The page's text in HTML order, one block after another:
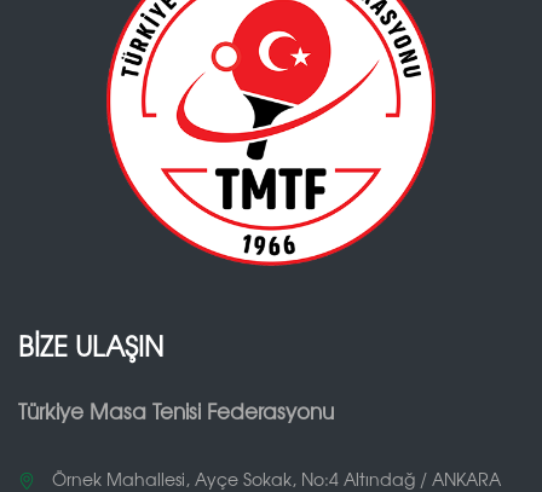
BİZE ULAŞIN
Türkiye Masa Tenisi Federasyonu
Örnek Mahallesi, Ayçe Sokak, No:4 Altındağ / ANKARA